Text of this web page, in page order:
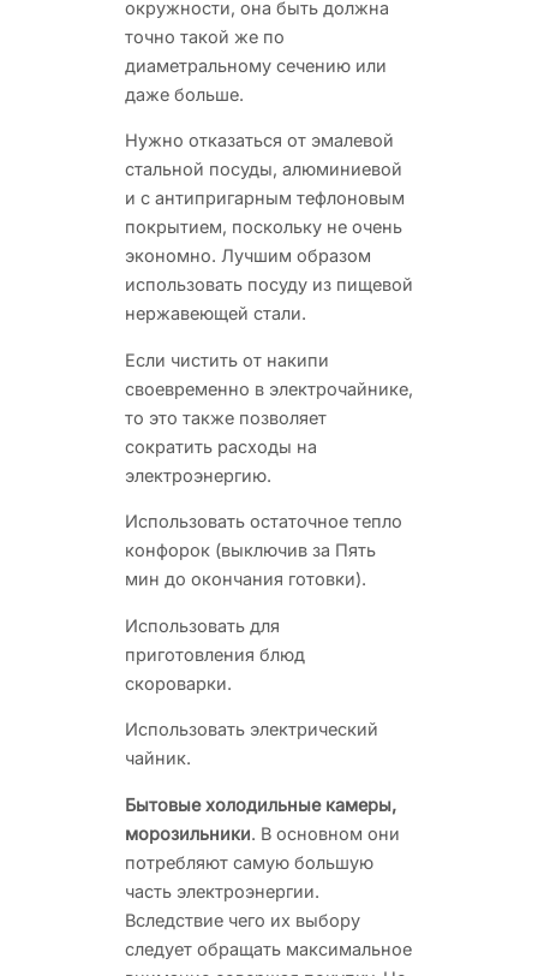
окружности, она быть должна
точно такой же по
диаметральному сечению или
даже больше.
Нужно отказаться от эмалевой
стальной посуды, алюминиевой
и с антипригарным тефлоновым
покрытием, поскольку не очень
экономно. Лучшим образом
использовать посуду из пищевой
нержавеющей стали.
Если чистить от накипи
своевременно в электрочайнике,
то это также позволяет
сократить расходы на
электроэнергию.
Использовать остаточное тепло
конфорок (выключив за Пять
мин до окончания готовки).
Использовать для
приготовления блюд
скороварки.
Использовать электрический
чайник.
Бытовые холодильные камеры,
морозильники. В основном они
потребляют самую большую
часть электроэнергии.
Вследствие чего их выбору
следует обращать максимальное